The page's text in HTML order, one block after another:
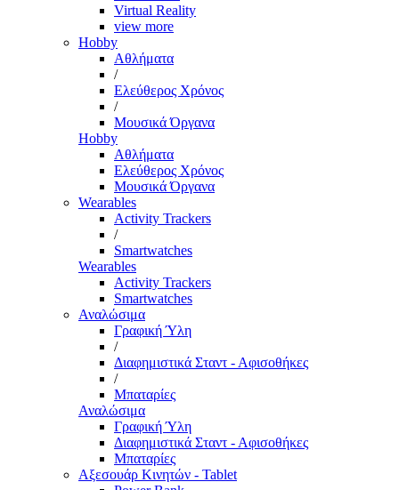
Virtual Reality
view more
Hobby
Αθλήματα
/
Ελεύθερος Χρόνος
/
Μουσικά Όργανα
Hobby
Αθλήματα
Ελεύθερος Χρόνος
Μουσικά Όργανα
Wearables
Activity Trackers
/
Smartwatches
Wearables
Activity Trackers
Smartwatches
Αναλώσιμα
Γραφική Ύλη
/
Διαφημιστικά Σταντ - Αφισοθήκες
/
Μπαταρίες
Αναλώσιμα
Γραφική Ύλη
Διαφημιστικά Σταντ - Αφισοθήκες
Μπαταρίες
Αξεσουάρ Κινητών - Tablet